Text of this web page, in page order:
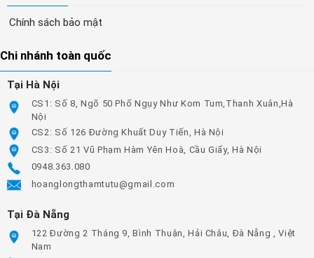
Chính sách bảo mật
Chi nhánh toàn quốc
Tại Hà Nội
CS1: Số 8, Ngõ 50 Phố Ngụy Như Kom Tum,Thanh Xuân,Hà
Nội
CS2: Số 126 Đường Khuất Duy Tiến, Hà Nội
CS3: Số 21 Vũ Phạm Hàm Yên Hoà, Cầu Giấy, Hà Nội
0948.363.080
hoanglongthamtutu@gmail.com
Tại Đà Nẵng
122 Đường 2 Tháng 9, Bình Thuận, Hải Châu, Đà Nẵng , Việt
Nam